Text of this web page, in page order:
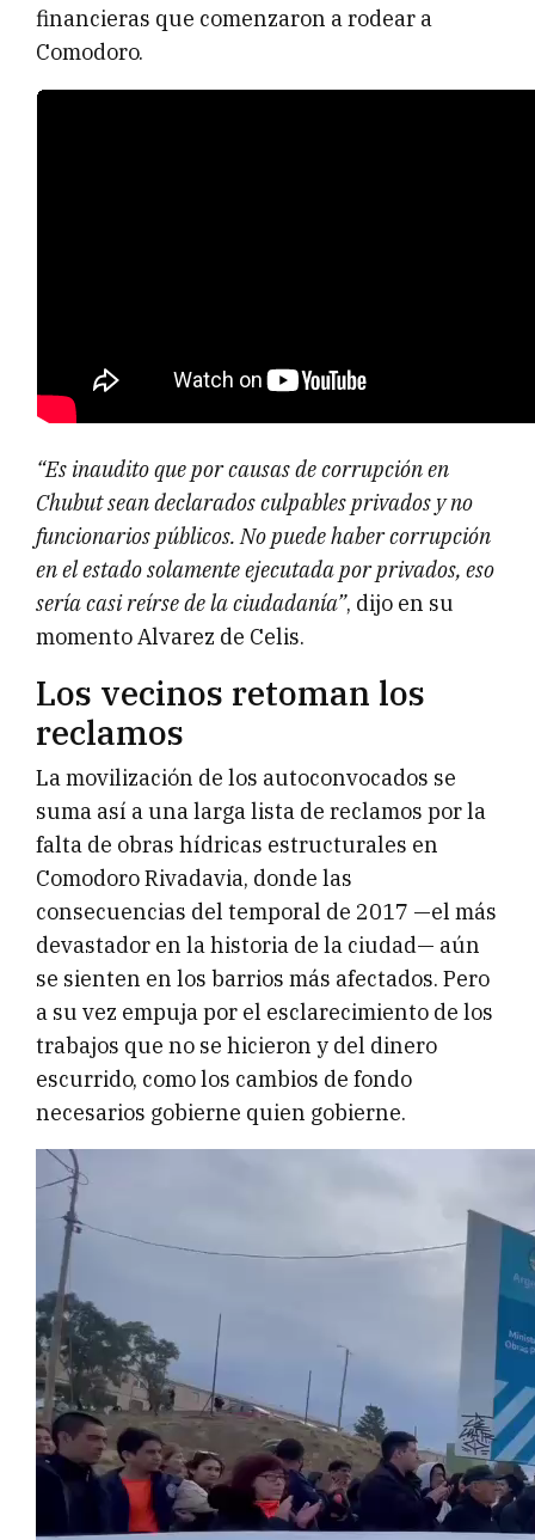
financieras que comenzaron a rodear a
Comodoro.
“Es inaudito que por causas de corrupción en
Chubut sean declarados culpables privados y no
funcionarios públicos. No puede haber corrupción
en el estado solamente ejecutada por privados, eso
sería casi reírse de la ciudadanía”, dijo en su
momento Alvarez de Celis.
Los vecinos retoman los
reclamos
La movilización de los autoconvocados se
suma así a una larga lista de reclamos por la
falta de obras hídricas estructurales en
Comodoro Rivadavia, donde las
consecuencias del temporal de 2017 —el más
devastador en la historia de la ciudad— aún
se sienten en los barrios más afectados. Pero
a su vez empuja por el esclarecimiento de los
trabajos que no se hicieron y del dinero
escurrido, como los cambios de fondo
necesarios gobierne quien gobierne.